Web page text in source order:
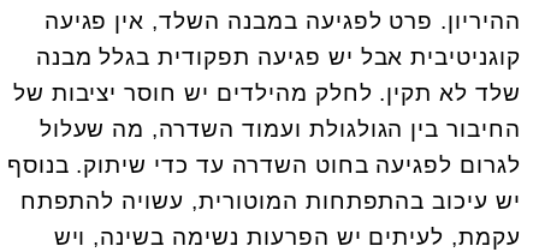
ההיריון. פרט לפגיעה במבנה השלד, אין פגיעה
קוגניטיבית אבל יש פגיעה תפקודית בגלל מבנה
שלד לא תקין. לחלק מהילדים יש חוסר יציבות של
החיבור בין הגולגולת ועמוד השדרה, מה שעלול
לגרום לפגיעה בחוט השדרה עד כדי שיתוק. בנוסף
יש עיכוב בהתפתחות המוטורית, עשויה להתפתח
עקמת, לעיתים יש הפרעות נשימה בשינה, ויש